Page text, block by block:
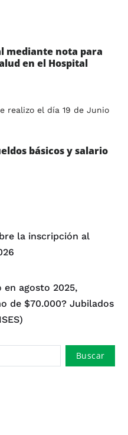
mediante nota para
en el Hospital
realizo el día 19 de Junio
básicos y salario
la inscripción al
en agosto 2025,
de $70.000? Jubilados